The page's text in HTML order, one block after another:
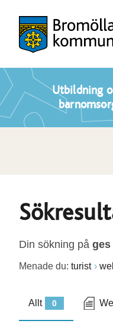
Utbildning
Din sökning på ges
Menade du: turist
0
Allt